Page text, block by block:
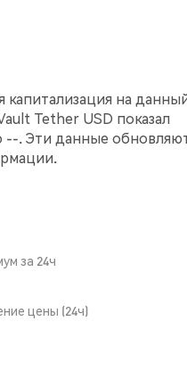
капитализация на
Tether USD показал
--. Эти данные
за 24ч
цены (24ч)